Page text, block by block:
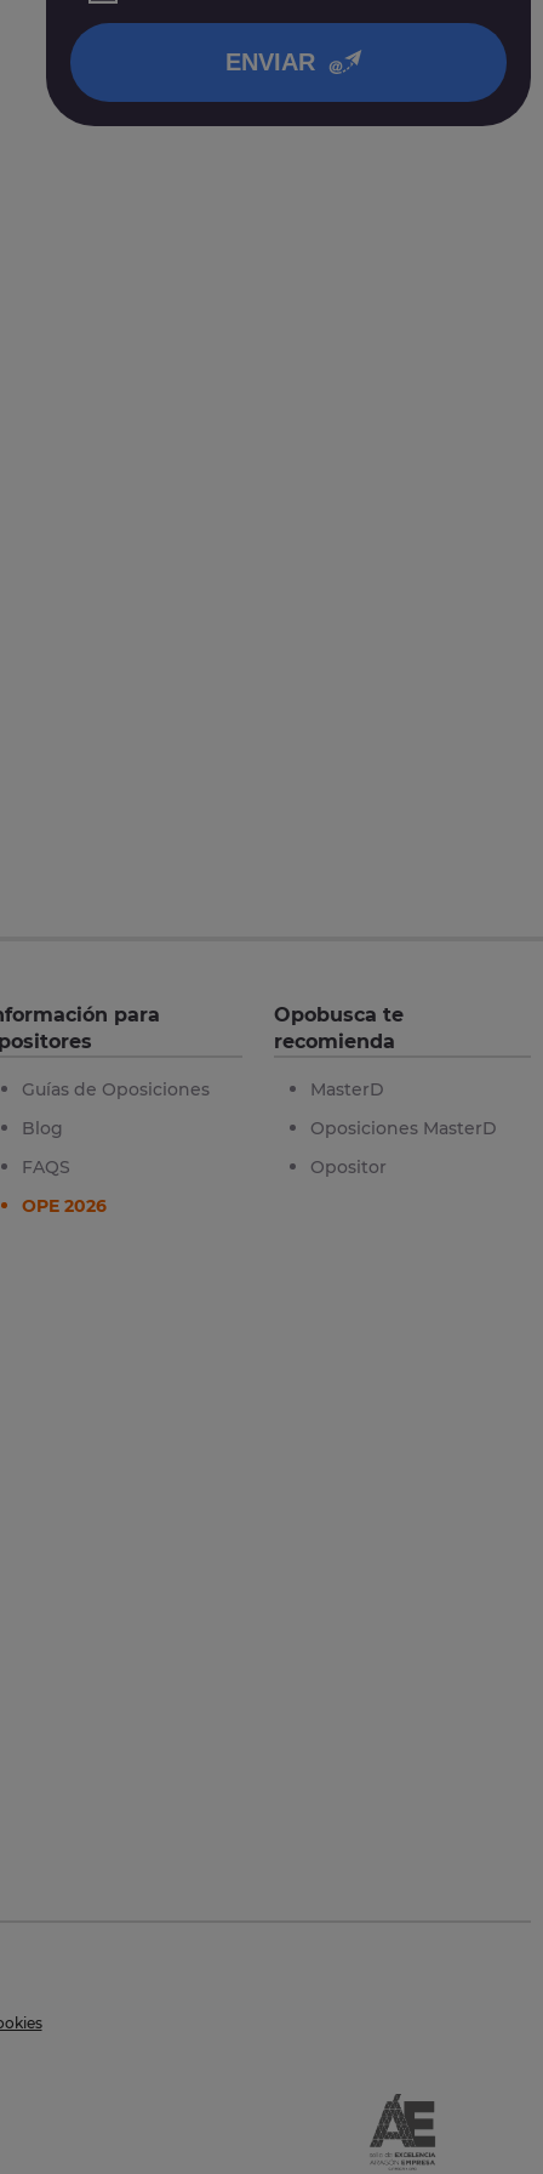
ENVIAR
para
Guías de Oposiciones
Blog
FAQS
OPE 2026
Opobusca te
recomienda
MasterD
Oposiciones MasterD
Opositor